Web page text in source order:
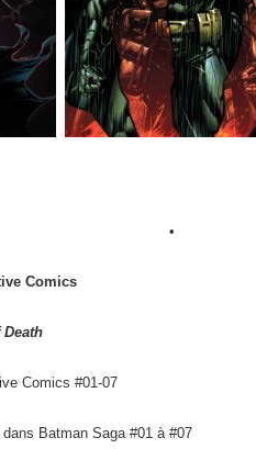
•
Comics
Death
Comics #01-07
Batman Saga #01 à #07